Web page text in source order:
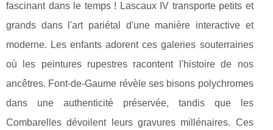
fascinant dans le temps ! Lascaux IV transporte petits et
grands dans l'art pariétal d'une manière interactive et
moderne. Les enfants adorent ces galeries souterraines
où les peintures rupestres racontent l'histoire de nos
ancêtres. Font-de-Gaume révèle ses bisons polychromes
dans une authenticité préservée, tandis que les
Combarelles dévoilent leurs gravures millénaires. Ces